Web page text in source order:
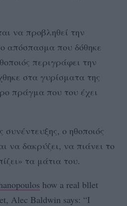
να προβληθεί την
απόσπασμα που δόθηκε
περιγράφει την
στα γυρίσματα της
πράγμα που του έχει
συνέντευξης, ο ηθοποιός
να δακρύζει, να πιάνει το
τα μάτια του.
how a real bllet
Alec Baldwin says: “I